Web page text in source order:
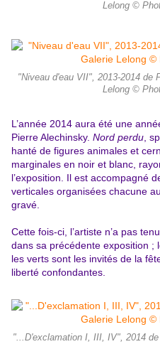
Lelong ©
"Niveau d'eau VII", 2013-2014 de
Lelong ©
L’année 2014 aura été une
Pierre Alechinsky. Nord perdu ,
hanté de figures animales et
marginales en noir et blanc,
l’exposition. Il est accompagné
verticales organisées chacune
gravé.
Cette fois-ci, l’artiste n’a pas
dans sa précédente exposition ;
les verts sont les invités de la
liberté confondantes.
"...D'exclamation I, III, IV", 2014